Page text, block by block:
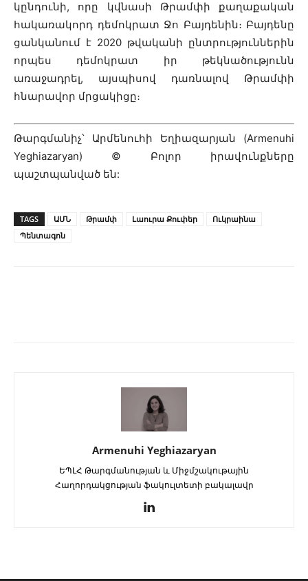
կընդունի, որը կվնասի Թրամփի քաղաքական
հակառակորդ դեմոկրատ Ջո Բայդենին։ Բայդենը
ցանկանում է 2020 թվականի ընտրություններին
որպես դեմոկրատ իր թեկնածությունն
առաջադրել, այսպիսով դառնալով Թրամփի
հնարավոր մրցակիցը։
Թարգմանիչ՝ Արմենուհի Եղիազարյան (Armenuhi
Yeghiazaryan) © Բոլոր իրավունքները
պաշտպանված են:
TAGS ԱՄՆ Թրամփ Լաուրա Քուփեր
Ուկրաինա
Պենտագոն
Armenuhi Yeghiazaryan
ԵՊԼՀ Թարգմանության և Միջմշակութային
Հաղորդակցության ֆակուլտետի բակալավր